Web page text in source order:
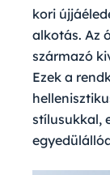
kori
alkotás. Az
származó
Ezek a
stílusukkal,